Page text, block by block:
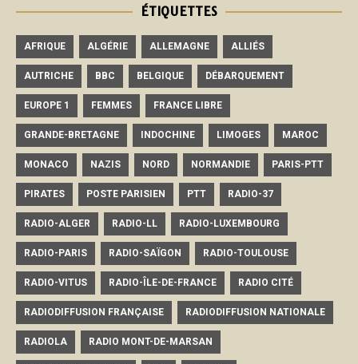
ÉTIQUETTES
AFRIQUE ALGÉRIE ALLEMAGNE ALLIÉS
AUTRICHE BBC BELGIQUE DÉBARQUEMENT
EUROPE 1 FEMMES FRANCE LIBRE
GRANDE-BRETAGNE INDOCHINE LIMOGES MAROC
MONACO NAZIS NORD NORMANDIE PARIS-PTT
PIRATES POSTE PARISIEN PTT RADIO-37
RADIO-ALGER RADIO-LL RADIO-LUXEMBOURG
RADIO-PARIS RADIO-SAÏGON RADIO-TOULOUSE
RADIO-VITUS RADIO-ÎLE-DE-FRANCE RADIO CITÉ
RADIODIFFUSION FRANÇAISE RADIODIFFUSION NATIONALE
RADIOLA RADIO MONT-DE-MARSAN